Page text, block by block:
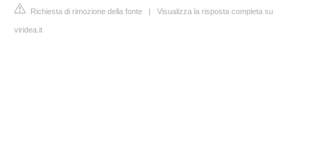
Richiesta di rimozione della fonte | Visualizza la risposta completa su
viridea.it